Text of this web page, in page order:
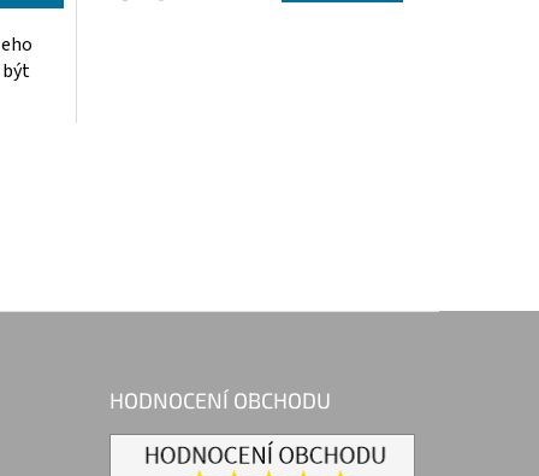
HODNOCENÍ OBCHODU